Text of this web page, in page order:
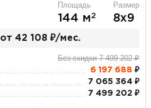
Площадь
144 м2
Размер
8х9
от 42 108 ₽/мес.
Без скидки 7 499 202 ₽
6 197 688 ₽
7 065 364 ₽
7 499 202 ₽